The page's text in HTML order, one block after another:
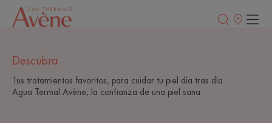
Puntos
Descubra
Tus tratamientos favoritos, para cuidar tu piel día tras día.
Agua Termal Avène, la confianza de una piel sana.